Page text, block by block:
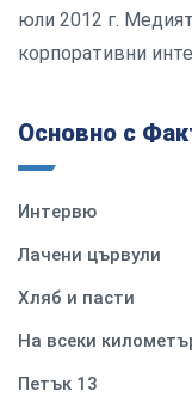
юли 2012 г.
корпоративни
Основно с
Интервю
Лачени цървули
Хляб и пасти
На всеки
Петък 13